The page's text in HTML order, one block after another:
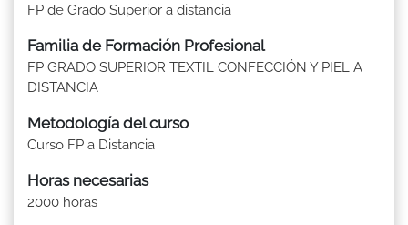
FP de Grado Superior a distancia
Familia de Formación Profesional
FP GRADO SUPERIOR TEXTIL CONFECCIÓN Y PIEL A
DISTANCIA
Metodología del curso
Curso FP a Distancia
Horas necesarias
2000 horas